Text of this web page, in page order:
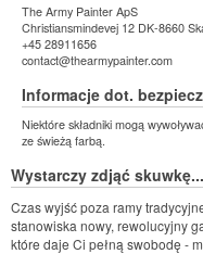
The Army Painter ApS
Christiansmindevej 12 DK-8660
+45 28911656
contact@thearmypainter.com
Informacje dot.
Niektóre składniki mogą
ze świeżą farbą.
Wystarczy zdjąć
Czas wyjść poza ramy
stanowiska nowy, rewolucyjny
które daje Ci pełną swobodę -